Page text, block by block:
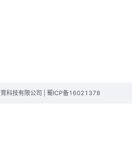
科技有限公司 | 蜀ICP备16021378